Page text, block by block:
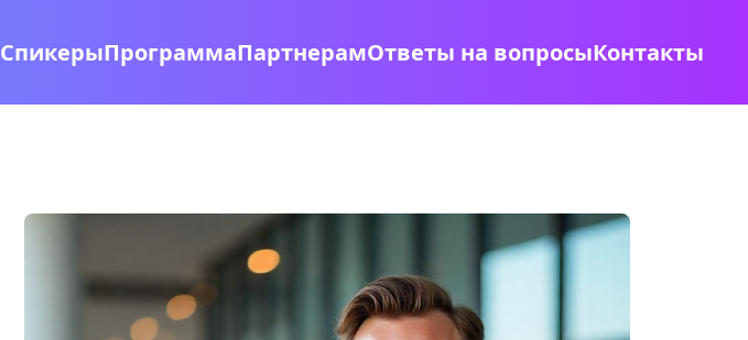
СпикерыПрограммаПартнерамОтветы на вопросыКонтакты